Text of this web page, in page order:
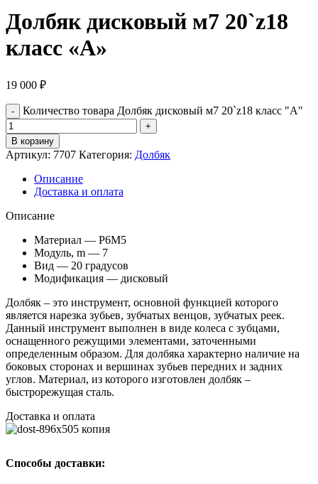
Долбяк дисковый м7 20`z18
класс «А»
19 000 ₽
Количество товара Долбяк дисковый м7 20`z18 класс "А"
В корзину
Артикул: 7707 Категория: Долбяк
Описание
Доставка и оплата
Описание
Материал — Р6М5
Модуль, m — 7
Вид — 20 градусов
Модификация — дисковый
Долбяк – это инструмент, основной функцией которого
является нарезка зубьев, зубчатых венцов, зубчатых реек.
Данный инструмент выполнен в виде колеса с зубцами,
оснащенного режущими элементами, заточенными
определенным образом. Для долбяка характерно наличие на
боковых сторонах и вершинах зубьев передних и задних
углов. Материал, из которого изготовлен долбяк –
быстрорежущая сталь.
Доставка и оплата
Способы доставки: